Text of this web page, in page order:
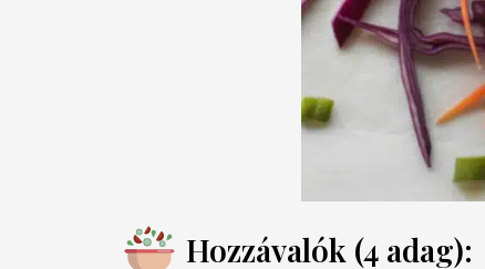
Hozzávalók (4 adag):